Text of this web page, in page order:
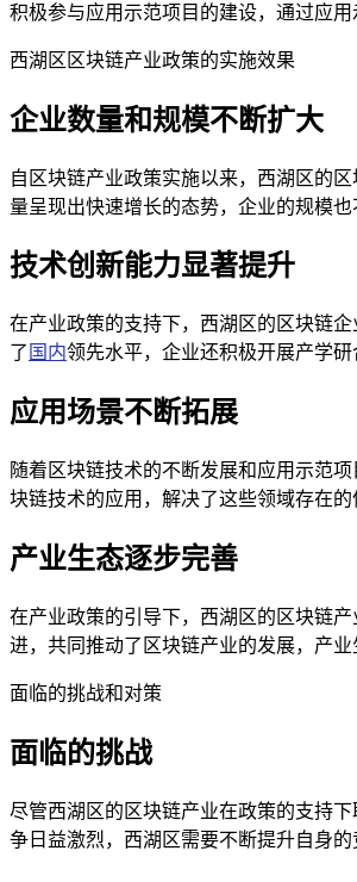
积极参与应用示范项目的建设，通过应
西湖区区块链产业政策的实施效果
企业数量和规模不断扩大
自区块链产业政策实施以来，西湖区的
量呈现出快速增长的态势，企业的规模
技术创新能力显著提升
在产业政策的支持下，西湖区的区块链
了 国内领先水平，企业还积极开展产学
应用场景不断拓展
随着区块链技术的不断发展和应用示范
块链技术的应用，解决了这些领域存在
产业生态逐步完善
在产业政策的引导下，西湖区的区块链
进，共同推动了区块链产业的发展，产
面临的挑战和对策
面临的挑战
尽管西湖区的区块链产业在政策的支持
争日益激烈，西湖区需要不断提升自身